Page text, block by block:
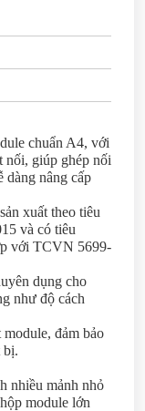
chuẩn A4, với
nối, giúp ghép nối
dàng nâng cấp
xuất theo tiêu
và có tiêu
với TCVN 5699-
dụng cho
như độ cách
đảm bảo
bị.
nhiều mảnh nhỏ
module lớn